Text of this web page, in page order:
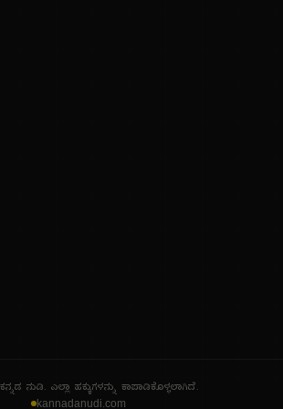
ನುಡಿ. ಎಲ್ಲಾ ಹಕ್ಕುಗಳನ್ನು ಕಾಪಾಡಿಕೊಳ್ಳಲಾಗಿದೆ.
kannadanudi.com